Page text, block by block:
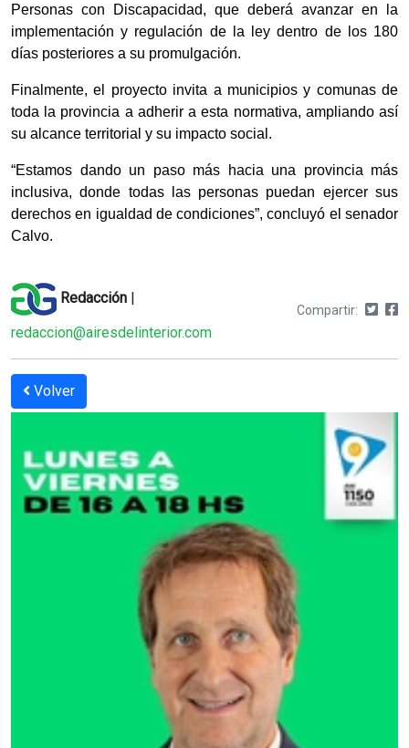
Personas con Discapacidad, que deberá avanzar en la
implementación y regulación de la ley dentro de los 180
días posteriores a su promulgación.
Finalmente, el proyecto invita a municipios y comunas de
toda la provincia a adherir a esta normativa, ampliando así
su alcance territorial y su impacto social.
“Estamos dando un paso más hacia una provincia más
inclusiva, donde todas las personas puedan ejercer sus
derechos en igualdad de condiciones”, concluyó el senador
Calvo.
Redacción |
redaccion@airesdelinterior.com
Compartir:
Volver